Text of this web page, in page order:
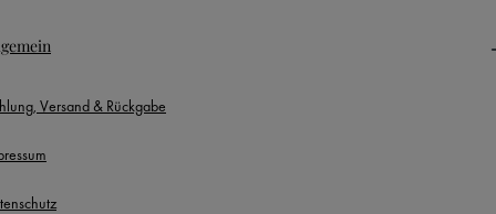
Versand & Rückgabe